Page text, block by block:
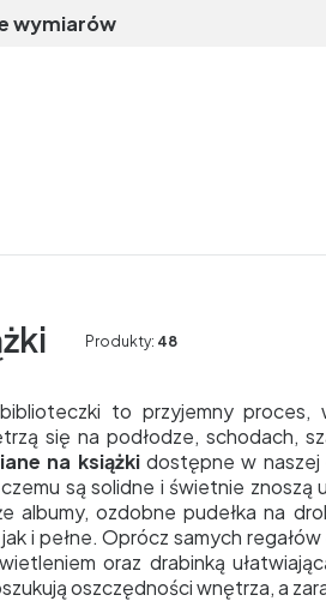
wymiarów
Produkty: 48
to przyjemny
się na podłodze, schodach,
na książkidostępne w naszej
są solidne i świetnie
albumy, ozdobne pudełka na
jak i pełne. Oprócz samych
oraz drabinką
oszczędności wnętrza, a